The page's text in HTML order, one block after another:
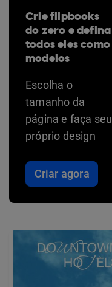
Crie flipbooks
do zero e defina
todos eles como
modelos
Escolha o
tamanho da
página e faça seu
próprio design
Criar agora